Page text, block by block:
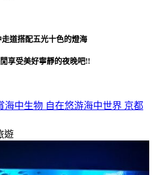
道搭配五光十色的燈海
享受美好寧靜的夜晚吧!!
海中生物 自在悠游海中世界 京都
遊